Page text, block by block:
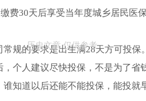
费30天后享受当年度城乡居民医保
规的要求是出生满28天方可投保。
个人建议尽快投保，不是为了
知道以后还能不能投保，能投就